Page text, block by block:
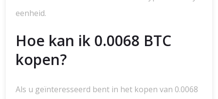
eenheid.
Hoe kan ik 0.0068 BTC
kopen?
Als u geïnteresseerd bent in het kopen van 0.0068